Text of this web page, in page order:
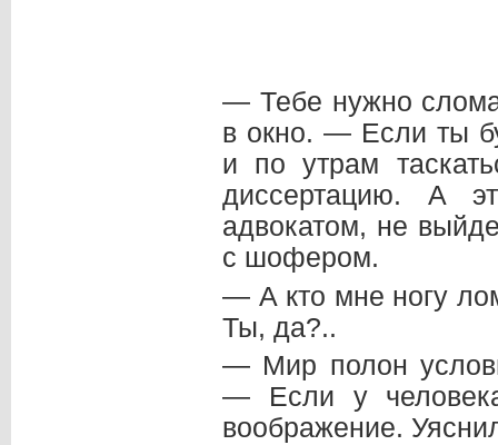
— Тебе нужно
в окно. — Если ты
и по утрам
диссертацию. А
адвокатом, не
с шофером.
— А кто мне ногу
Ты, да?..
— Мир полон
— Если у
воображение.